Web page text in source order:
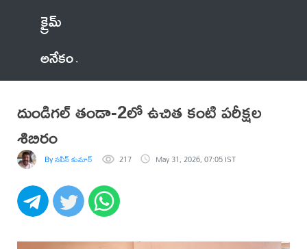
క్రైమ్
అనేకం
దుండిగల్ తండా-2లో ఉచిత కంటి పరీక్షల
శిబిరం
By నవీన్ కుమార్ 217 May 31, 2026, 07:05 IST